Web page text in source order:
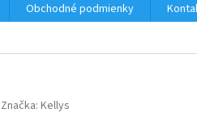
Obchodné podmienky
Značka: Kellys